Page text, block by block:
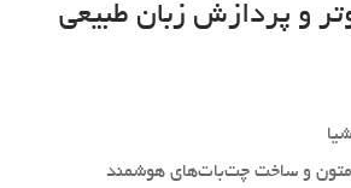
و پردازش زبان طبیعی
و ساخت چت‌بات‌های هوشمند